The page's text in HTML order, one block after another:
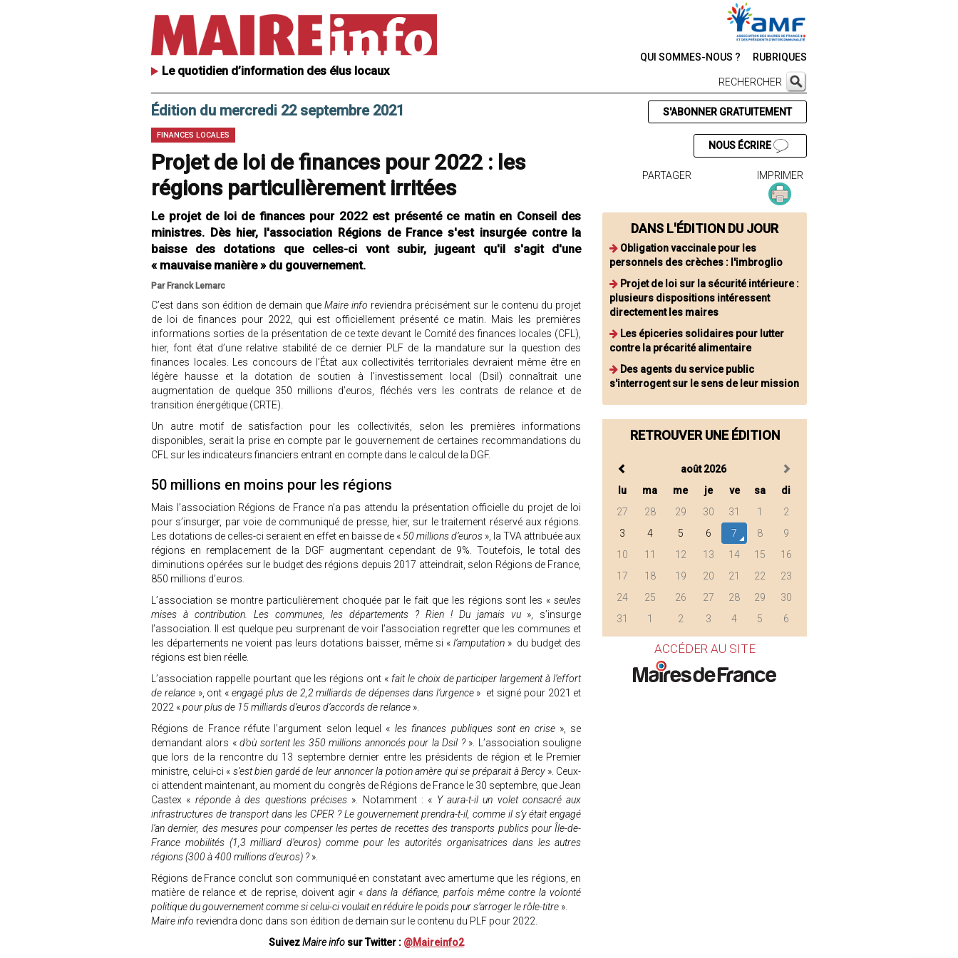
Le quotidien d’information des élus locaux
QUI SOMMES-NOUS ? RUBRIQUES
RECHERCHER
Édition du mercredi 22 septembre 2021
FINANCES LOCALES
Projet de loi de finances pour 2022 : les
régions particulièrement irritées
Le projet de loi de finances pour 2022 est présenté ce matin en Conseil des
ministres. Dès hier, l'association Régions de France s'est insurgée contre la
baisse des dotations que celles-ci vont subir, jugeant qu'il s'agit d'une
« mauvaise manière » du gouvernement.
Par Franck Lemarc
C’est dans son édition de demain queMaire info reviendra précisément sur le contenu du projet
de loi de finances pour 2022, qui est officiellement présenté ce matin. Mais les premières
informations sorties de la présentation de ce texte devant le Comité des finances locales (CFL),
hier, font état d’une relative stabilité de ce dernier PLF de la mandature sur la question des
finances locales. Les concours de l’État aux collectivités territoriales devraient même être en
légère hausse et la dotation de soutien à l’investissement local (Dsil) connaîtrait une
augmentation de quelque 350 millions d’euros, fléchés vers les contrats de relance et de
transition énergétique (CRTE).
Un autre motif de satisfaction pour les collectivités, selon les premières informations
disponibles, serait la prise en compte par le gouvernement de certaines recommandations du
CFL sur les indicateurs financiers entrant en compte dans le calcul de la DGF.
50 millions en moins pour les régions
Mais l’association Régions de France n’a pas attendu la présentation officielle du projet de loi
pour s’insurger, par voie de communiqué de presse, hier, sur le traitement réservé aux régions.
Les dotations de celles-ci seraient en effet en baisse de « 50 millions d’euros », la TVA attribuée aux
régions en remplacement de la DGF augmentant cependant de 9%. Toutefois, le total des
diminutions opérées sur le budget des régions depuis 2017 atteindrait, selon Régions de France,
850 millions d’euros.
L’association se montre particulièrement choquée par le fait que les régions sont les «seules
mises à contribution. Les communes, les départements ? Rien ! Du jamais vu », s’insurge
l’association. Il est quelque peu surprenant de voir l’association regretter que les communes et
les départements ne voient pas leurs dotations baisser, même si « l’amputation » du budget des
régions est bien réelle.
L’association rappelle pourtant que les régions ont «fait le choix de participer largement à l’effort
de relance », ont « engagé plus de 2,2 milliards de dépenses dans l’urgence» et signé pour 2021 et
2022 «pour plus de 15 milliards d’euros d’accords de relance ».
Régions de France réfute l’argument selon lequel « les finances publiques sont en crise», se
demandant alors «d’où sortent les 350 millions annoncés pour la Dsil ?». L’association souligne
que lors de la rencontre du 13 septembre dernier entre les présidents de région et le Premier
ministre, celui-ci « s’est bien gardé de leur annoncer la potion amère qui se préparait à Bercy». Ceux-
ci attendent maintenant, au moment du congrès de Régions de France le 30 septembre, que Jean
Castex « réponde à des questions précises ». Notamment : « Y aura-t-il un volet consacré aux
infrastructures de transport dans les CPER ? Le gouvernement prendra-t-il, comme il s’y était engagé
l’an dernier, des mesures pour compenser les pertes de recettes des transports publics pour Île-de-
France mobilités (1,3 milliard d’euros) comme pour les autorités organisatrices dans les autres
régions (300 à 400 millions d’euros) ?».
Régions de France conclut son communiqué en constatant avec amertume que les régions, en
matière de relance et de reprise, doivent agir «dans la défiance, parfois même contre la volonté
politique du gouvernement comme si celui-ci voulait en réduire le poids pour s’arroger le rôle-titre ».
Maire info reviendra donc dans son édition de demain sur le contenu du PLF pour 2022.
SuivezMaire infosur Twitter : @Maireinfo2
S'ABONNER GRATUITEMENT
NOUS ÉCRIRE
PARTAGER IMPRIMER
DANS L'ÉDITION DU JOUR
Obligation vaccinale pour les
personnels des crèches : l'imbroglio
Projet de loi sur la sécurité intérieure :
plusieurs dispositions intéressent
directement les maires
Les épiceries solidaires pour lutter
contre la précarité alimentaire
Des agents du service public
s'interrogent sur le sens de leur mission
RETROUVER UNE ÉDITION
août 2026
lu
ma me je ve sa
di
27
28 29 30 31 1
2
3
4 5 6 7 8
9
10
11 12 13 14 15
16
17
18 19 20 21 22
23
24
25 26 27 28 29
30
31
1 2 3 4 5 6
ACCÉDER AU SITE